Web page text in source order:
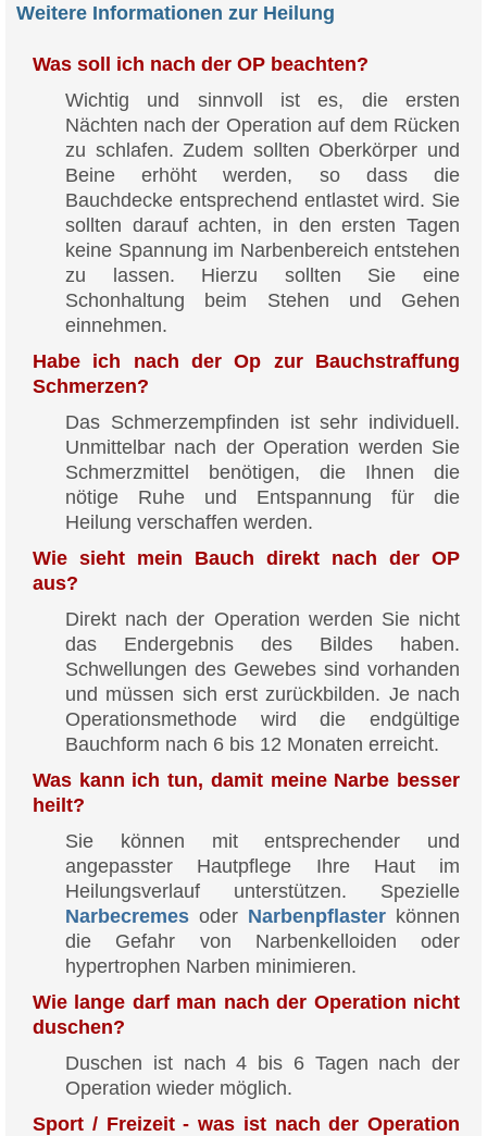
Weitere Informationen zur Heilung
Was soll ich nach der OP beachten?
Wichtig und sinnvoll ist es, die ersten
Nächten nach der Operation auf dem Rücken
zu schlafen. Zudem sollten Oberkörper und
Beine erhöht werden, so dass die
Bauchdecke entsprechend entlastet wird. Sie
sollten darauf achten, in den ersten Tagen
keine Spannung im Narbenbereich entstehen
zu lassen. Hierzu sollten Sie eine
Schonhaltung beim Stehen und Gehen
einnehmen.
Habe ich nach der Op zur Bauchstraffung
Schmerzen?
Das Schmerzempfinden ist sehr individuell.
Unmittelbar nach der Operation werden Sie
Schmerzmittel benötigen, die Ihnen die
nötige Ruhe und Entspannung für die
Heilung verschaffen werden.
Wie sieht mein Bauch direkt nach der OP
aus?
Direkt nach der Operation werden Sie nicht
das Endergebnis des Bildes haben.
Schwellungen des Gewebes sind vorhanden
und müssen sich erst zurückbilden. Je nach
Operationsmethode wird die endgültige
Bauchform nach 6 bis 12 Monaten erreicht.
Was kann ich tun, damit meine Narbe besser
heilt?
Sie können mit entsprechender und
angepasster Hautpflege Ihre Haut im
Heilungsverlauf unterstützen. Spezielle
Narbecremes oder Narbenpflaster können
die Gefahr von Narbenkelloiden oder
hypertrophen Narben minimieren.
Wie lange darf man nach der Operation nicht
duschen?
Duschen ist nach 4 bis 6 Tagen nach der
Operation wieder möglich.
Sport / Freizeit - was ist nach der Operation